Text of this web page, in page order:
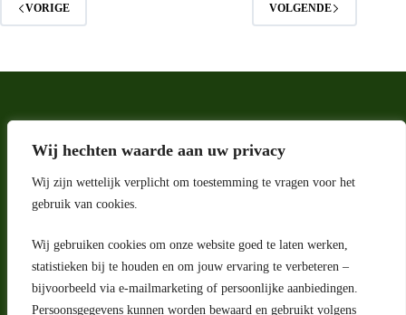
Wij hechten waarde aan uw privacy
Wij zijn wettelijk verplicht om toestemming te vragen voor het
gebruik van cookies.
Wij gebruiken cookies om onze website goed te laten werken,
statistieken bij te houden en om jouw ervaring te verbeteren –
bijvoorbeeld via e-mailmarketing of persoonlijke aanbiedingen.
Persoonsgegevens kunnen worden bewaard en gebruikt volgens
VORIGE VOLGENDE
Adres
Riga 4 E